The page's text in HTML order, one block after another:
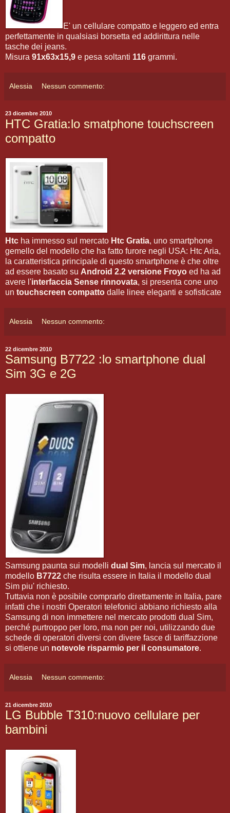
E' un cellulare compatto e leggero ed entra
perfettamente in qualsiasi borsetta ed addirittura nelle
tasche dei jeans.
Misura 91x63x15,9 e pesa soltanti 116 grammi.
Alessia Nessun commento:
23 dicembre 2010
HTC Gratia:lo smatphone touchscreen
compatto
Htc ha immesso sul mercato Htc Gratia, uno smartphone
gemello del modello che ha fatto furore negli USA: Htc Aria,
la caratteristica principale di questo smartphone è che oltre
ad essere basato su Android 2.2 versione Froyo ed ha ad
avere l'interfaccia Sense rinnovata, si presenta cone uno
un touchscreen compatto dalle linee eleganti e sofisticate
Alessia Nessun commento:
22 dicembre 2010
Samsung B7722 :lo smartphone dual
Sim 3G e 2G
Samsung paunta sui modelli dual Sim, lancia sul mercato il
modello B7722 che risulta essere in Italia il modello dual
Sim piu' richiesto.
Tuttavia non è posibile comprarlo direttamente in Italia, pare
infatti che i nostri Operatori telefonici abbiano richiesto alla
Samsung di non immettere nel mercato prodotti dual Sim,
perché purtroppo per loro, ma non per noi, utilizzando due
schede di operatori diversi con divere fasce di tariffazzione
si ottiene un notevole risparmio per il consumatore.
Alessia Nessun commento:
21 dicembre 2010
LG Bubble T310:nuovo cellulare per
bambini